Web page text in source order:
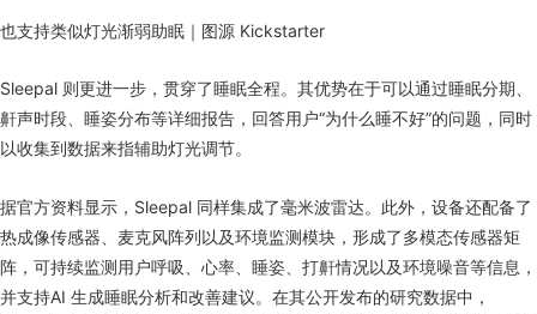
也支持类似灯光渐弱助眠｜图源 Kickstarter
Sleepal 则更进一步，贯穿了睡眠全程。其优势在于可以通过睡眠分期、
鼾声时段、睡姿分布等详细报告，回答用户“为什么睡不好”的问题，同时
以收集到数据来指辅助灯光调节。
据官方资料显示，Sleepal 同样集成了毫米波雷达。此外，设备还配备了
热成像传感器、麦克风阵列以及环境监测模块，形成了多模态传感器矩
阵，可持续监测用户呼吸、心率、睡姿、打鼾情况以及环境噪音等信息，
并支持AI 生成睡眠分析和改善建议。在其公开发布的研究数据中，